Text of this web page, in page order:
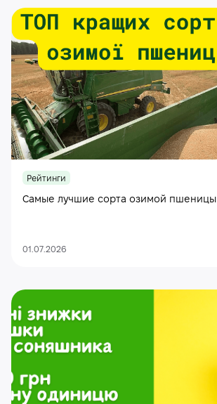
Рейтинги
Самые лучшие сорта озимой пшеницы
01.07.2026